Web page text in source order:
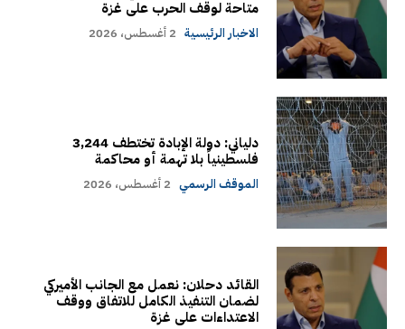
متاحة لوقف الحرب على غزة
الاخبار الرئيسية 2 أغسطس، 2026
دلياني: دولة الإبادة تختطف 3,244
فلسطينياً بلا تهمة أو محاكمة
الموقف الرسمي 2 أغسطس، 2026
القائد دحلان: نعمل مع الجانب الأميركي
لضمان التنفيذ الكامل للاتفاق ووقف
الاعتداءات على غزة